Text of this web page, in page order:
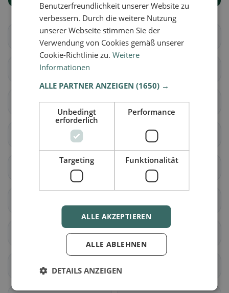
Aarberg Bargen (BE)
Grossaffoltern
Kappelen Lyss
Radelfingen
Schüpfen
Bannwil
Bleienbach
Benutzerfreundlichkeit unserer Website zu
verbessern. Durch die weitere Nutzung
unserer Webseite stimmen Sie der
Verwendung von Cookies gemäß unserer
Cookie-Richtlinie zu.Weitere
Informationen
ALLE PARTNER ANZEIGEN(1650) →
Unbedingt
erforderlich
Performance
Targeting Funktionalität
ALLE AKZEPTIEREN
ALLE ABLEHNEN
DETAILS ANZEIGEN